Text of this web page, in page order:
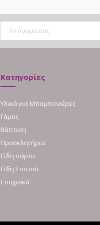
Κατηγορίες
Υλικά για Μπομπονιέρες
Γάμος
Βάπτιση
Προσκλητήρια
Είδη πάρτυ
Είδη Σπιτιού
Εποχιακά